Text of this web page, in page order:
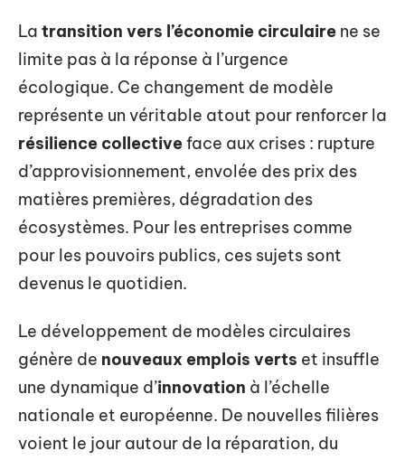
La transition vers l’économie circulaire ne se
limite pas à la réponse à l’urgence
écologique. Ce changement de modèle
représente un véritable atout pour renforcer la
résilience collectiveface aux crises : rupture
d’approvisionnement, envolée des prix des
matières premières, dégradation des
écosystèmes. Pour les entreprises comme
pour les pouvoirs publics, ces sujets sont
devenus le quotidien.
Le développement de modèles circulaires
génère de nouveaux emplois verts et insuffle
une dynamique d’innovation à l’échelle
nationale et européenne. De nouvelles filières
voient le jour autour de la réparation, du